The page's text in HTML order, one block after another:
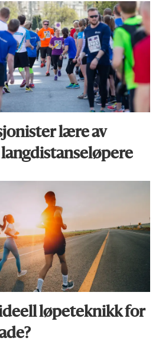
lære av
løpeteknikk for